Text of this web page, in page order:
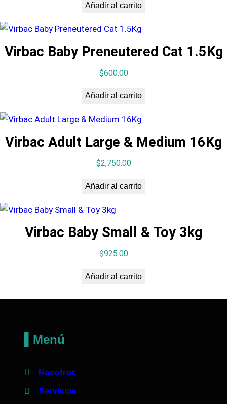
Añadir al carrito
Virbac Baby Preneutered Cat 1.5Kg
$600.00
Añadir al carrito
Virbac Adult Large & Medium 16Kg
$2,750.00
Añadir al carrito
Virbac Baby Small & Toy 3kg
$925.00
Añadir al carrito
▌Menú
Nosotros
Servicios